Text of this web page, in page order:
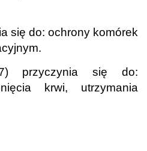
się do: ochrony komórek
7) przyczynia się do:
krwi, utrzymania